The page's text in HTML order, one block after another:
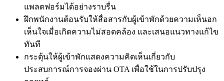
แพลตฟอร์มได้อย่างราบรื่น
ฝึกพนักงานต้อนรับให้สื่อสารกับผู้เข้าพักด้วยความเห็นอก
เห็นใจเมื่อเกิดความไม่สอดคล้อง และเสนอแนวทางแก้ไข
ทันที
กระตุ้นให้ผู้เข้าพักแสดงความคิดเห็นเกี่ยวกับ
ประสบการณ์การจองผ่าน OTA เพื่อใช้ในการปรับปรุง